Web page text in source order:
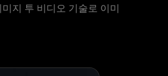
지 투 비디오 기술로 이미